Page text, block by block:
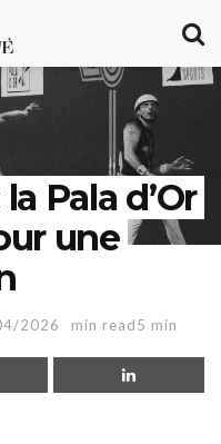
Pala d’Or
une
2026 min read5 min